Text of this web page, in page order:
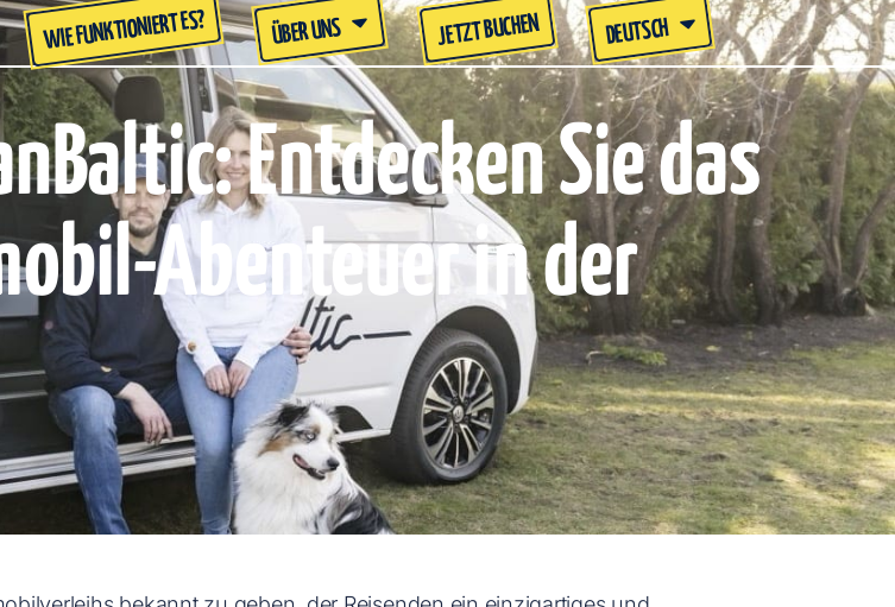
WIE FUNKTIONIERT ES? ÜBER UNS JETZT BUCHEN DEUTSCH
Entdecken Sie das
Abenteuer in der